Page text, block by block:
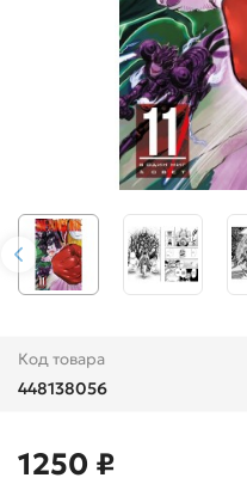
Код товара
448138056
1250 ₽